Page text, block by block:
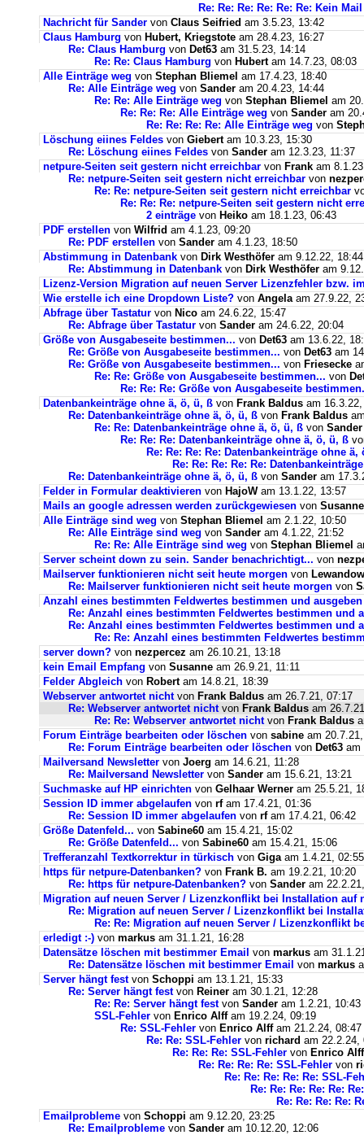
Re: Re: Re: Re: Re: Re: Kein
Nachricht für Sander von Claus Seifried am 3.5.23, 13:42
Claus Hamburg von Hubert, Kriegstote am 28.4.23, 16:27
Re: Claus Hamburg von Det63 am 31.5.23, 14:14
Re: Re: Claus Hamburg von Hubertam 14.7.23, 08:03
Alle Einträge weg von Stephan Bliemel am 17.4.23, 18:40
Re: Alle Einträge weg von Sander am 20.4.23, 14:44
Re: Re: Alle Einträge weg von Stephan Bliemel am
Re: Re: Re: Alle Einträge weg von Sander am
Re: Re: Re: Re: Alle Einträge weg von
Löschung eiines Feldes von Giebertam 10.3.23, 15:30
Re: Löschung eiines Feldes von Sander am 12.3.23, 11:37
netpure-Seiten seit gestern nicht erreichbar von Frank am
Re: netpure-Seiten seit gestern nicht erreichbar von
Re: Re: netpure-Seiten seit gestern nicht erreichbar
Re: Re: Re: netpure-Seiten seit gestern nicht
2 einträge von Heiko am 18.1.23, 06:43
PDF erstellen von Wilfrid am 4.1.23, 09:20
Re: PDF erstellen von Sander am 4.1.23, 18:50
Abstimmung in Datenbank von Dirk Westhöfer am 9.12.22, 18:44
Re: Abstimmung in Datenbank von Dirk Westhöfer am
Lizenz-Version Migration auf neuen Server Lizenzfehler bzw.
Wie erstelle ich eine Dropdown Liste? von Angela am 27.9.22,
Abfrage über Tastatur von Nico am 24.6.22, 15:47
Re: Abfrage über Tastatur von Sander am 24.6.22, 20:04
Größe von Ausgabeseite bestimmen... von Det63 am 13.6.22,
Re: Größe von Ausgabeseite bestimmen... von Det63 am
Re: Größe von Ausgabeseite bestimmen... von Friesecke
Re: Re: Größe von Ausgabeseite bestimmen... von
Re: Re: Re: Größe von Ausgabeseite
Datenbankeinträge ohne ä, ö, ü, ß von Frank Baldus am
Re: Datenbankeinträge ohne ä, ö, ü, ß von Frank Baldus
Re: Re: Datenbankeinträge ohne ä, ö, ü, ß von Sander
Re: Re: Re: Datenbankeinträge ohne ä, ö, ü, ß
Re: Re: Re: Re: Datenbankeinträge ohne ä,
Re: Re: Re: Re: Re:
Re: Datenbankeinträge ohne ä, ö, ü, ß von Sander am
Felder in Formular deaktivieren von HajoWam 13.1.22, 13:57
Mails an google adressen werden zurückgewiesen von Susanne
Alle Einträge sind weg von Stephan Bliemel am 2.1.22, 10:50
Re: Alle Einträge sind weg von Sander am 4.1.22, 21:52
Re: Re: Alle Einträge sind weg von Stephan Bliemel
Server scheint down zu sein. Sander benachrichtigt... von
Mailserver funktionieren nicht seit heute morgen von
Re: Mailserver funktionieren nicht seit heute morgen von
Anzahl eines bestimmten Feldwertes bestimmen und ausgeben
Re: Anzahl eines bestimmten Feldwertes bestimmen und
Re: Anzahl eines bestimmten Feldwertes bestimmen und
Re: Re: Anzahl eines bestimmten Feldwertes
server down? von nezpercez am 26.10.21, 13:18
kein Email Empfang von Susanne am 26.9.21, 11:11
Felder Abgleich von Robertam 14.8.21, 18:39
Webserver antwortet nichtvon Frank Baldus am 26.7.21, 07:17
Re: Webserver antwortet nichtvon Frank Baldus am
Re: Re: Webserver antwortet nichtvon Frank Baldus
Forum Einträge bearbeiten oder löschen von sabine am
Re: Forum Einträge bearbeiten oder löschen von Det63 am
Mailversand Newsletter von Joerg am 14.6.21, 11:28
Re: Mailversand Newsletter von Sander am 15.6.21, 13:21
Suchmaske auf HP einrichten von Gelhaar Werner am 25.5.21,
Session ID immer abgelaufen von rfam 17.4.21, 01:36
Re: Session ID immer abgelaufen von rfam 17.4.21, 06:42
Größe Datenfeld... von Sabine60 am 15.4.21, 15:02
Re: Größe Datenfeld... von Sabine60 am 15.4.21, 15:06
Trefferanzahl Textkorrektur in türkisch von Gigaam 1.4.21, 02:55
https für netpure-Datenbanken? von Frank B. am 19.2.21, 10:20
Re: https für netpure-Datenbanken? von Sander am
Migration auf neuen Server / Lizenzkonflikt bei Installation auf
Re: Migration auf neuen Server / Lizenzkonflikt bei
Re: Re: Migration auf neuen Server / Lizenzkonflikt
erledigt :-) von markus am 31.1.21, 16:28
Datensätze löschen mit bestimmer Email von markus am
Re: Datensätze löschen mit bestimmer Email von markus
Server hängt festvon Schoppi am 13.1.21, 15:33
Re: Server hängt festvon Reiner am 30.1.21, 12:28
Re: Re: Server hängt festvon Sander am 1.2.21, 10:43
SSL-Fehler von Enrico Alffam 19.2.24, 09:19
Re: SSL-Fehler von Enrico Alffam 21.2.24, 08:47
Re: Re: SSL-Fehler von richard am 22.2.24,
Re: Re: Re: SSL-Fehler von Enrico Alff
Re: Re: Re: Re: SSL-Fehler von
Re: Re: Re: Re: Re: SSL-
Re: Re: Re: Re: Re:
Re: Re: Re: Re:
Emailprobleme von Schoppi am 9.12.20, 23:25
Re: Emailprobleme von Sander am 10.12.20, 12:06